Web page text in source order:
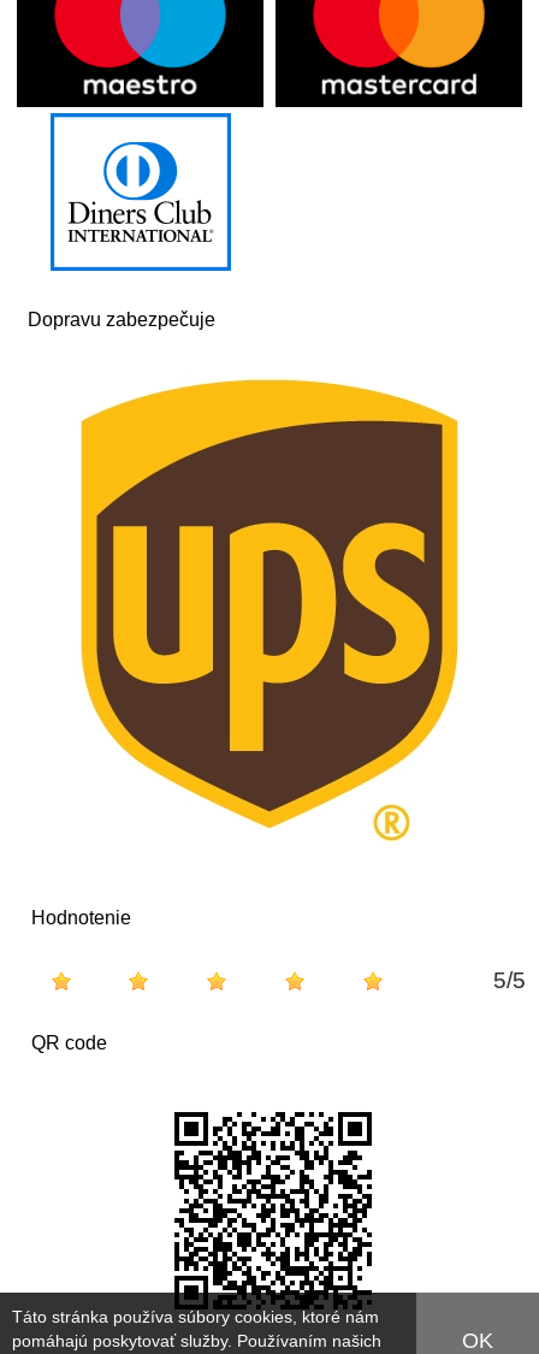
Dopravu zabezpečuje
Hodnotenie
5/5
QR code
Táto stránka používa súbory cookies, ktoré nám
pomáhajú poskytovať služby. Používaním našich
OK